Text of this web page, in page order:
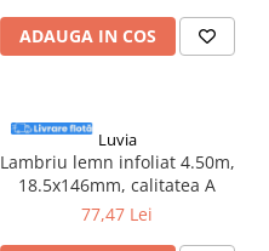
ADAUGA IN COS
Luvia
Lambriu lemn infoliat 4.50m,
18.5x146mm, calitatea A
77,47 Lei